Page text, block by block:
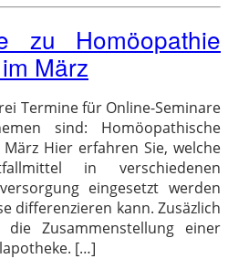
zu Homöopathie
März
Termine für Online-Seminare
sind: Homöopathische
Hier erfahren Sie, welche
in verschiedenen
eingesetzt werden
differenzieren kann. Zusäzlich
Zusammenstellung einer
[…]